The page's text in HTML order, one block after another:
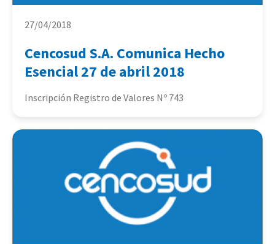
27/04/2018
Cencosud S.A. Comunica Hecho
Esencial 27 de abril 2018
Inscripción Registro de Valores Nº 743